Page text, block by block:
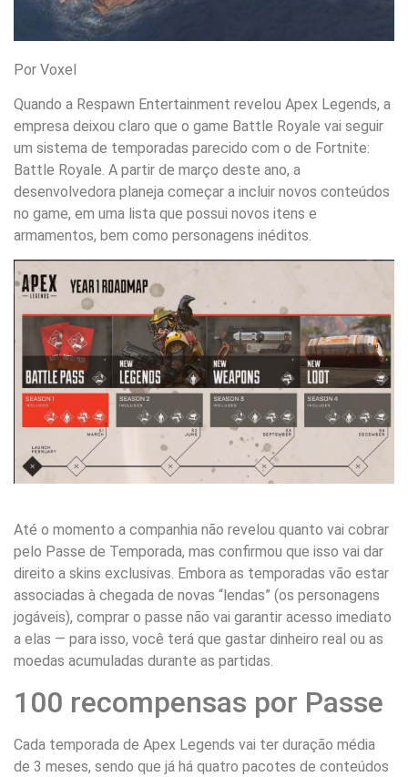
Por Voxel
Quando a Respawn Entertainment revelou Apex Legends, a
empresa deixou claro que o game Battle Royale vai seguir
um sistema de temporadas parecido com o de Fortnite:
Battle Royale. A partir de março deste ano, a
desenvolvedora planeja começar a incluir novos conteúdos
no game, em uma lista que possui novos itens e
armamentos, bem como personagens inéditos.
Até o momento a companhia não revelou quanto vai cobrar
pelo Passe de Temporada, mas confirmou que isso vai dar
direito a skins exclusivas. Embora as temporadas vão estar
associadas à chegada de novas “lendas” (os personagens
jogáveis), comprar o passe não vai garantir acesso imediato
a elas — para isso, você terá que gastar dinheiro real ou as
moedas acumuladas durante as partidas.
100 recompensas por Passe
Cada temporada de Apex Legends vai ter duração média
de 3 meses, sendo que já há quatro pacotes de conteúdos